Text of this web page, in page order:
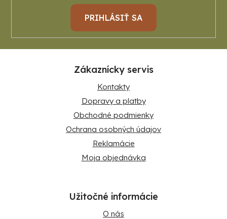
PRIHLÁSIŤ SA
Zákaznícky servis
Kontakty
Dopravy a platby
Obchodné podmienky
Ochrana osobných údajov
Reklamácie
Moja objednávka
Užitočné informácie
O nás